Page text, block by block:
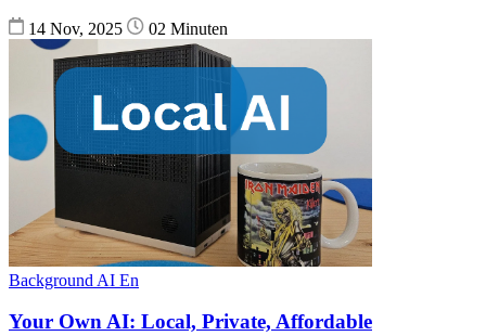
14 Nov, 2025 02 Minuten
Background AI En
Your Own AI: Local, Private, Affordable